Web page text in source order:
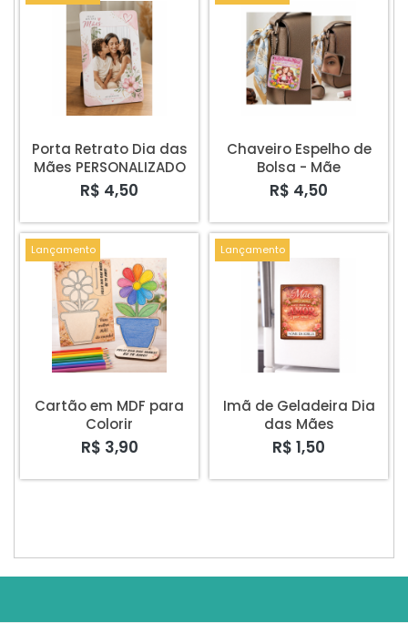
Porta Retrato Dia das
Mães PERSONALIZADO
R$ 4,50
Chaveiro Espelho de
Bolsa - Mãe
R$ 4,50
Lançamento
Cartão em MDF para
Colorir
R$ 3,90
Lançamento
Imã de Geladeira Dia
das Mães
R$ 1,50